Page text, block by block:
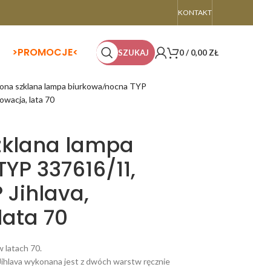
KONTAKT
>PROMOCJE< SZUKAJ 0/ 0,00 ZŁ
szklana lampa biurkowa/nocna TYP
lata 70
lampa
337616/11,
Jihlava,
70
latach 70.
wykonana jest z dwóch warstw ręcznie